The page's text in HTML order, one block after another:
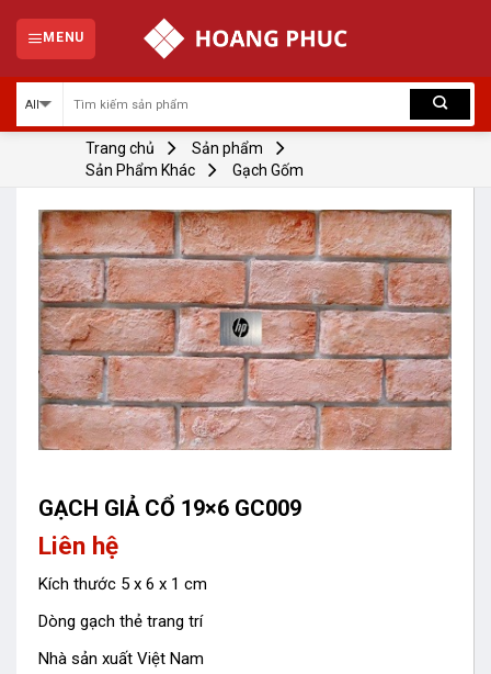
content
MENU
Trang chủ
Sản phẩm
Sản Phẩm Khác
Gạch Gốm
GẠCH GIẢ CỔ 19×6 GC009
Liên hệ
Kích thước 5 x 6 x 1 cm
Dòng gạch thẻ trang trí
Nhà sản xuất Việt Nam